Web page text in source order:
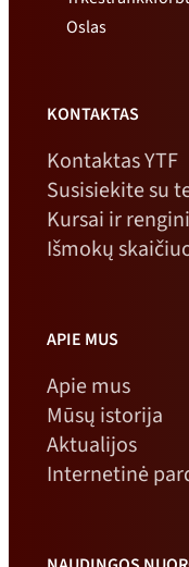
Oslas
KONTAKTAS
Kontaktas YTF
Susisiekite su
Kursai ir
Išmokų
APIE MUS
Apie mus
Mūsų istorija
Aktualijos
Internetinė